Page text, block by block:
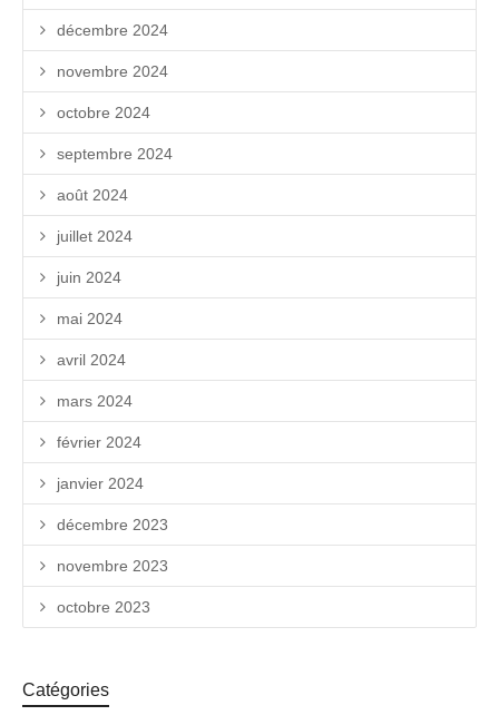
décembre 2024
novembre 2024
octobre 2024
septembre 2024
août 2024
juillet 2024
juin 2024
mai 2024
avril 2024
mars 2024
février 2024
janvier 2024
décembre 2023
novembre 2023
octobre 2023
Catégories